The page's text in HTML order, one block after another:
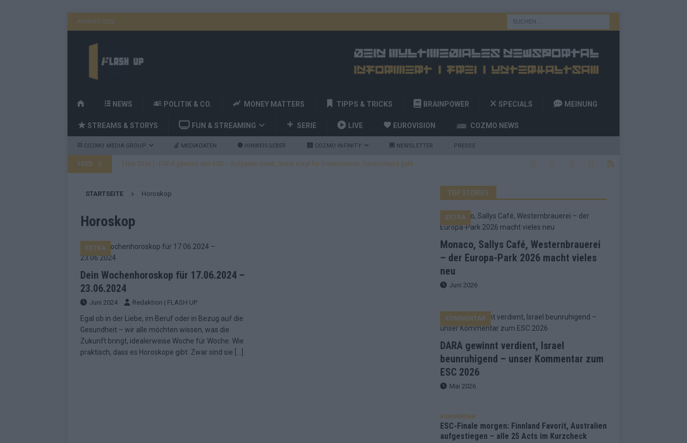
AUGUST 2026
H
M
E
NEWS POLITIK & CO. MONEY MATTERS TIPPS & TRICKS BRAINPOWER SPECIALS MEINUNG
STREAMS & STORYS FUN & STREAMING SERIE LIVE EUROVISION COZMO NEWS
COZMO MEDIA GROUP MEDIADATEN HINWEISGEBER COZMO INFINITY NEWSLETTER PRESSE
FEED [ Mai 2026 ] DARA gewinnt den ESC – Bulgarien jubelt, Israel sorgt für Diskussionen, Deutschland geht
JJ, Lordi, Verka Serduchka und Billy Joel – das ESC-Finale wird eine Party
[ Mai 2026 ] ESC-Finale morgen: Finnland Favorit, Australien aufgestiegen – alle 25 Acts im Kurzcheck
[ Mai 2026 ]
EUROVISION
[ Mai 2026 ] Das ESC-Finale ist komplett – 26 Länder wollen den Sieg in Wien
[ Mai 2026 ] JJ hat den Abend gerettet – der Rest des ESC-Halbfinales war solide, aber kein Feuerwerk
KOMMENTAR
STARTSEITE Horoskop
Horoskop
EXTRA
Dein Wochenhoroskop für 17.06.2024 –
23.06.2024
Juni 2024 Redaktion | FLASH UP
Egal ob in der Liebe, im Beruf oder in Bezug auf die
Gesundheit – wir alle möchten wissen, was die
Zukunft bringt, idealerweise Woche für Woche. Wie
praktisch, dass es Horoskope gibt: Zwar sind sie
TOP STORIES
Monaco, Sallys Café, Westernbrauerei
– der Europa-Park 2026 macht vieles
neu
EXTRA
Juni 2026
DARA gewinnt verdient, Israel
beunruhigend – unser Kommentar zum
ESC 2026
KOMMENTAR
Mai 2026
KOMMENTAR
ESC-Finale morgen: Finnland Favorit, Australien
aufgestiegen – alle 25 Acts im Kurzcheck